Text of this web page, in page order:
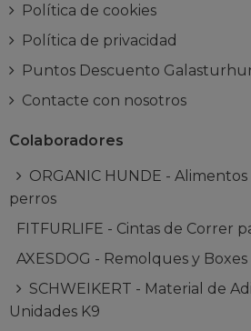
Política de cookies
Política de privacidad
Puntos Descuento
Contacte con nosotros
Colaboradores
ORGANIC HUNDE -
perros
FITFURLIFE - Cintas de Correr
AXESDOG - Remolques y
SCHWEIKERT - Material de
Unidades K9